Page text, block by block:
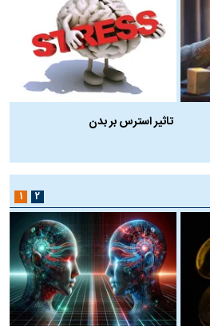
تاثیر استرس بر بدن
۱ ۲